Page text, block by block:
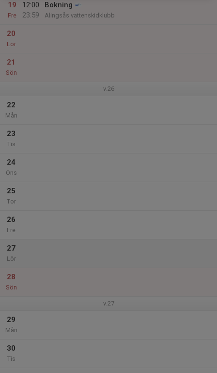
19
Fre
12:00
23:59
Bokning
Alingsås vattenskidklubb
20
Lör
21
Sön
v.26
22
Mån
23
Tis
24
Ons
25
Tor
26
Fre
27
Lör
28
Sön
v.27
29
Mån
30
Tis